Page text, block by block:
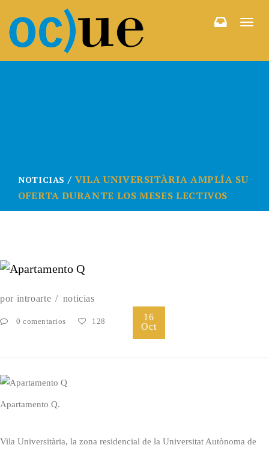
NOTICIAS
VILA UNIVERSITÀRIA AMPLÍA SU
OFERTA DURANTE LOS MESES LECTIVOS
por introarte noticias
0 comentarios 128
16
Oct
Apartamento Q.
Vila Universitària, la zona residencial de la Universitat Autònoma de